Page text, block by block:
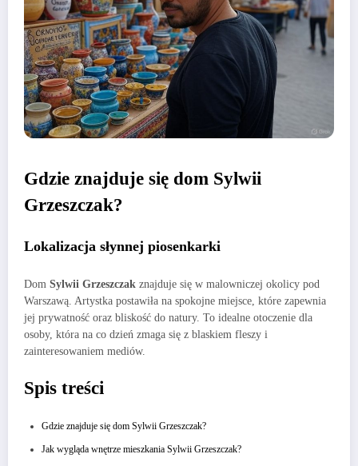
Gdzie znajduje się dom Sylwii
Grzeszczak?
Lokalizacja słynnej piosenkarki
Dom Sylwii Grzeszczak znajduje się w malowniczej okolicy pod
Warszawą. Artystka postawiła na spokojne miejsce, które zapewnia
jej prywatność oraz bliskość do natury. To idealne otoczenie dla
osoby, która na co dzień zmaga się z blaskiem fleszy i
zainteresowaniem mediów.
Spis treści
Gdzie znajduje się dom Sylwii Grzeszczak?
Jak wygląda wnętrze mieszkania Sylwii Grzeszczak?